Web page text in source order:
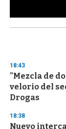
s
d
s
o
f
3
s
e
18:43
"Mezcla de
velorio del
Drogas
18:38
Nuevo